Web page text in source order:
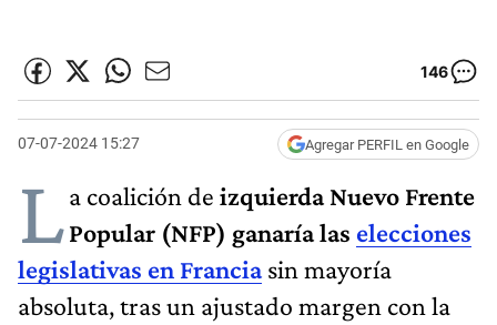
146
07-07-2024 15:27 Agregar PERFIL en Google
La coalición de izquierda Nuevo Frente
Popular (NFP) ganaría las elecciones
legislativas en Franciasin mayoría
absoluta, tras un ajustado margen con la